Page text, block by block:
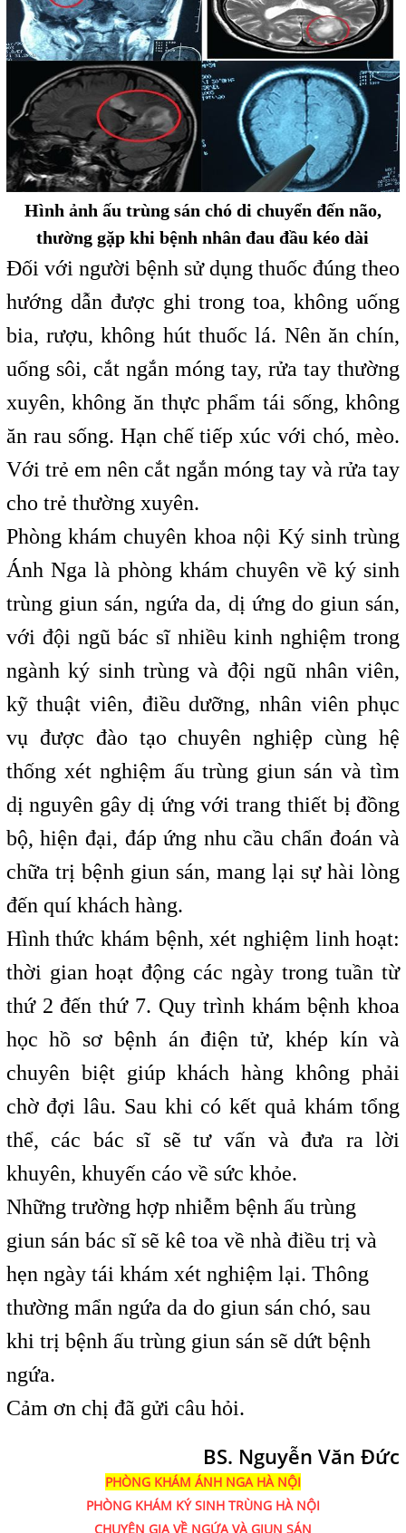
Hình ảnh ấu trùng sán chó di chuyển đến não,
thường gặp khi bệnh nhân đau đầu kéo dài
Đối với người bệnh sử dụng thuốc đúng theo
hướng dẫn được ghi trong toa, không uống
bia, rượu, không hút thuốc lá. Nên ăn chín,
uống sôi, cắt ngắn móng tay, rửa tay thường
xuyên, không ăn thực phẩm tái sống, không
ăn rau sống. Hạn chế tiếp xúc với chó, mèo.
Với trẻ em nên cắt ngắn móng tay và rửa tay
cho trẻ thường xuyên.
Phòng khám chuyên khoa nội Ký sinh trùng
Ánh Nga là phòng khám chuyên về ký sinh
trùng giun sán, ngứa da, dị ứng do giun sán,
với đội ngũ bác sĩ nhiều kinh nghiệm trong
ngành ký sinh trùng và đội ngũ nhân viên,
kỹ thuật viên, điều dưỡng, nhân viên phục
vụ được đào tạo chuyên nghiệp cùng hệ
thống xét nghiệm ấu trùng giun sán và tìm
dị nguyên gây dị ứng với trang thiết bị đồng
bộ, hiện đại, đáp ứng nhu cầu chẩn đoán và
chữa trị bệnh giun sán, mang lại sự hài lòng
đến quí khách hàng.
Hình thức khám bệnh, xét nghiệm linh hoạt:
thời gian hoạt động các ngày trong tuần từ
thứ 2 đến thứ 7. Quy trình khám bệnh khoa
học hồ sơ bệnh án điện tử, khép kín và
chuyên biệt giúp khách hàng không phải
chờ đợi lâu. Sau khi có kết quả khám tổng
thể, các bác sĩ sẽ tư vấn và đưa ra lời
khuyên, khuyến cáo về sức khỏe.
Những trường hợp nhiễm bệnh ấu trùng
giun sán bác sĩ sẽ kê toa về nhà điều trị và
hẹn ngày tái khám xét nghiệm lại. Thông
thường mẩn ngứa da do giun sán chó, sau
khi trị bệnh ấu trùng giun sán sẽ dứt bệnh
ngứa.
Cảm ơn chị đã gửi câu hỏi.
BS. Nguyễn Văn Đức
PHÒNG KHÁM ÁNH NGA HÀ NỘI
PHÒNG KHÁM KÝ SINH TRÙNG HÀ NỘI
CHUYÊN GIA VỀ NGỨA VÀ GIUN SÁN